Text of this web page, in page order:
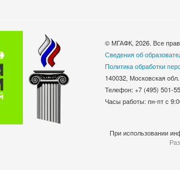
© МГАФК, 2026. Все
Сведения об
Политика обработки
140032, Московская
Телефон: +7 (495)
Часы работы: пн-пт с
При использовании